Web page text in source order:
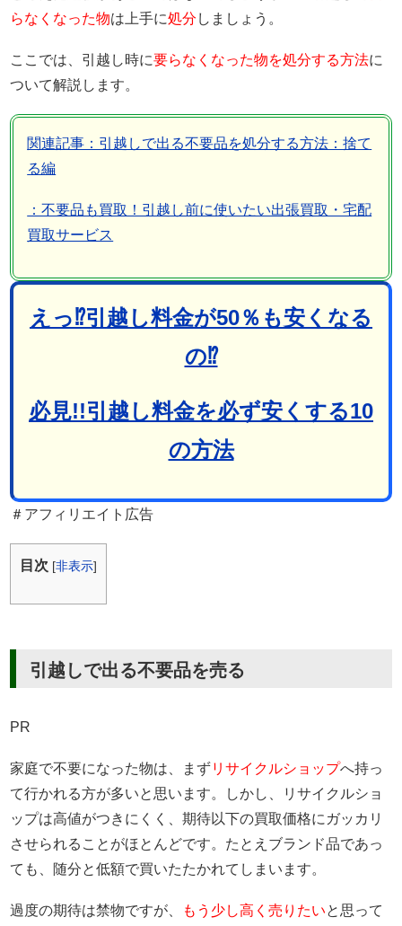
らなくなった物は上手に処分 しましょう。
ここでは、引越し時に要らなくなった物を処分する方法に
ついて解説します。
関連記事：引越しで出る不要品を処分する方法：捨て
る編
：不要品も買取！引越し前に使いたい出張買取・宅配
買取サービス
えっ⁉引越し料金が50％も安くなる
の⁉
必見!!引越し料金を必ず安くする10
の方法
＃アフィリエイト広告
目次 [非表示]
引越しで出る不要品を売る
PR
家庭で不要になった物は、まずリサイクルショップへ持っ
て行かれる方が多いと思います。しかし、リサイクルショ
ップは高値がつきにくく、期待以下の買取価格にガッカリ
させられることがほとんどです。たとえブランド品であっ
ても、随分と低額で買いたたかれてしまいます。
過度の期待は禁物ですが、 もう少し高く売りたいと思って